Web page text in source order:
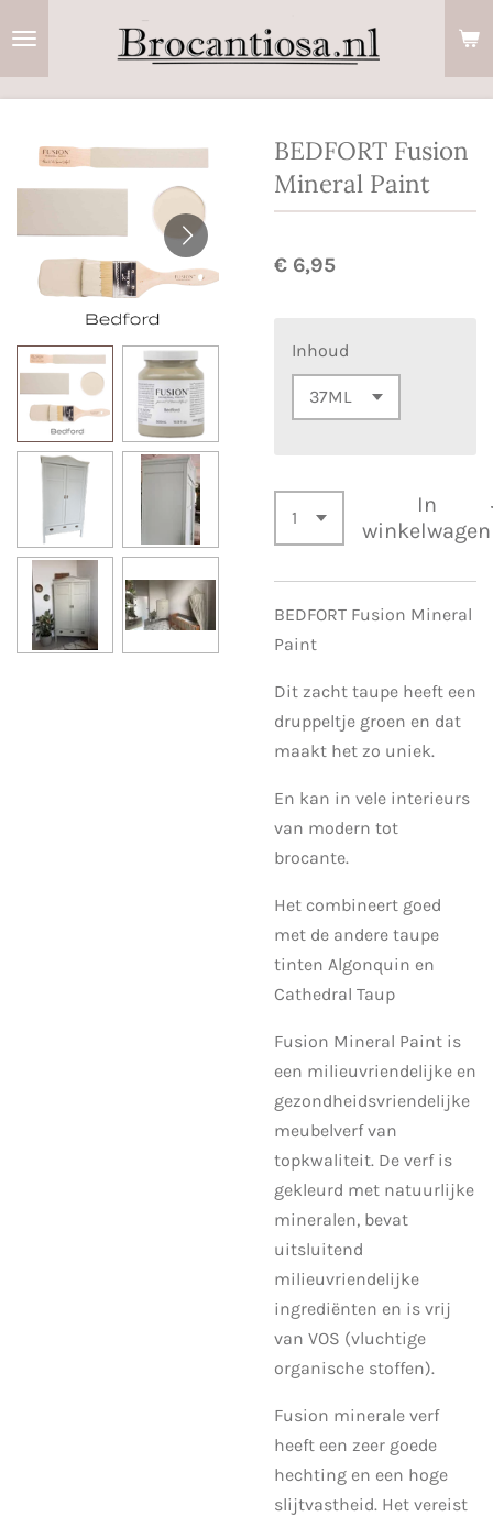
hoofdinhoud
BEDFORT Fusion
Mineral Paint
€ 6,95
Inhoud
In
winkelwagen
BEDFORT Fusion Mineral
Paint
Dit zacht taupe heeft een
druppeltje groen en dat
maakt het zo uniek.
En kan in vele interieurs
van modern tot
brocante.
Het combineert goed
met de andere taupe
tinten Algonquin en
Cathedral Taup
Fusion Mineral Paint is
een milieuvriendelijke en
gezondheidsvriendelijke
meubelverf van
topkwaliteit. De verf is
gekleurd met natuurlijke
mineralen, bevat
uitsluitend
milieuvriendelijke
ingrediënten en is vrij
van VOS (vluchtige
organische stoffen).
Fusion minerale verf
heeft een zeer goede
hechting en een hoge
slijtvastheid. Het vereist